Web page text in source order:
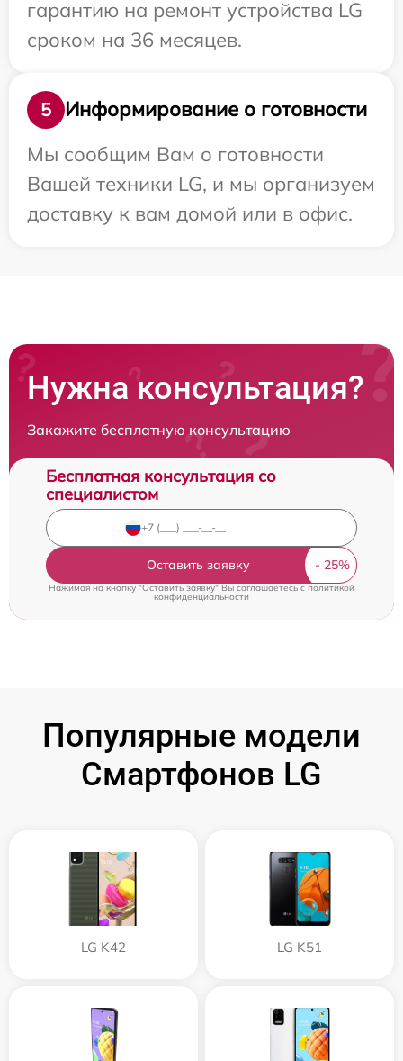
гарантию на ремонт устройства LG
сроком на 36 месяцев.
5
Информирование о готовности
Мы сообщим Вам о готовности
Вашей техники LG, и мы организуем
доставку к вам домой или в офис.
Нужна консультация?
Закажите бесплатную консультацию
Бесплатная консультация со
специалистом
Оставить заявку
Нажимая на кнопку "Оставить заявку" Вы соглашаетесь cполитикой
конфиденциальности
Популярные модели
Смартфонов LG
LG K42 LG K51